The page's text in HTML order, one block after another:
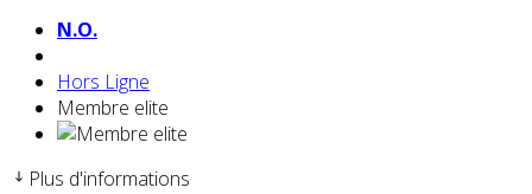
N.O.
Hors Ligne
Membre elite
Plus d'informations